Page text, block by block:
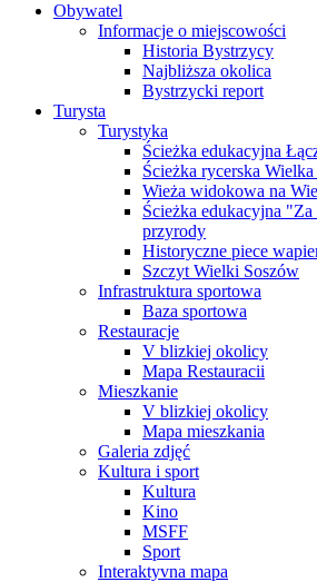
Obywatel
Informacje o miejscowości
Historia Bystrzycy
Najbliższa okolica
Bystrzycki report
Turysta
Turystyka
Ścieżka edukacyjna
Ścieżka rycerska
Wieża widokowa na
Ścieżka edukacyjna
przyrody
Historyczne piece
Szczyt Wielki Soszów
Infrastruktura sportowa
Baza sportowa
Restauracje
V blizkiej okolicy
Mapa Restauracii
Mieszkanie
V blizkiej okolicy
Mapa mieszkania
Galeria zdjęć
Kultura i sport
Kultura
Kino
MSFF
Sport
Interaktyvna mapa